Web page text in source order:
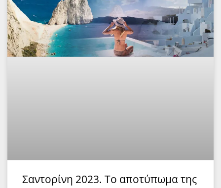
Σαντορίνη 2023. Το αποτύπωμα της